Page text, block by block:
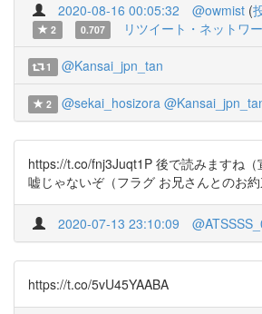
2020-08-16 00:05:32 @owmist (
2
0.707 リツイート・ネットワ
1 @Kansai_jpn_tan
2 @sekai_hosizora
https://t.co/fnj3Juqt1P 後で読みますね
嘘じゃないぞ（フラグ お兄さんとのお
2020-07-13 23:10:09
https://t.co/5vU45YAABA